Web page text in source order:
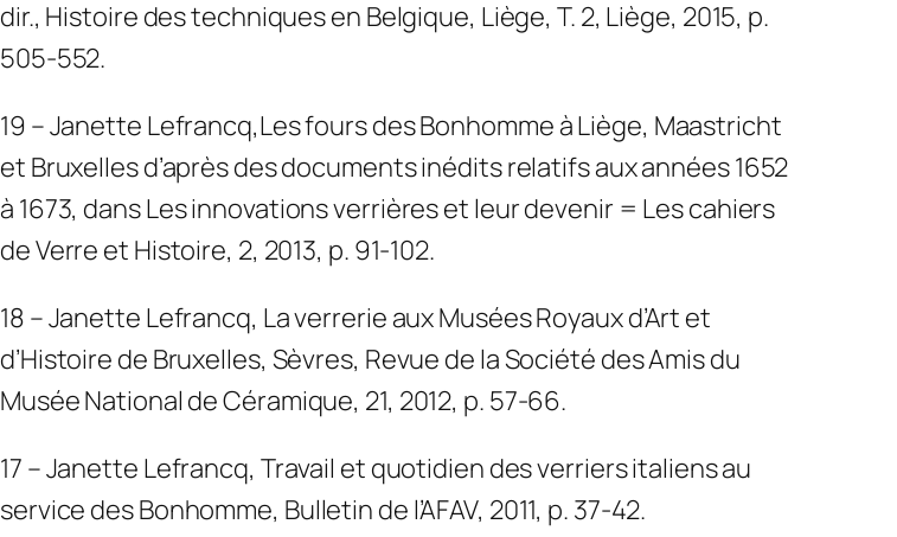
dir., Histoire des techniques en Belgique, Liège, T. 2, Liège, 2015, p.
505-552.
19 – Janette Lefrancq,Les fours des Bonhomme à Liège, Maastricht
et Bruxelles d’après des documents inédits relatifs aux années 1652
à 1673, dansLes innovations verrières et leur devenir = Les cahiers
de Verre et Histoire, 2, 2013, p. 91-102.
18 – Janette Lefrancq, La verrerie aux Musées Royaux d’Art et
d’Histoire de Bruxelles, Sèvres, Revue de la Société des Amis du
Musée National de Céramique, 21, 2012, p. 57-66.
17 – Janette Lefrancq, Travail et quotidien des verriers italiens au
service des Bonhomme, Bulletin de l’AFAV, 2011, p. 37-42.